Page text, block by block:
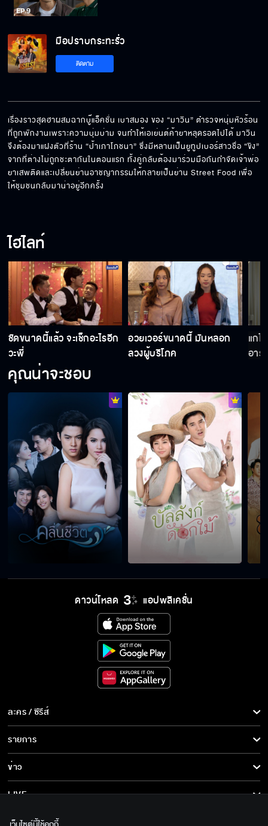
มือปราบกระทะรั่ว
ติดตาม
เรื่องราวสุดฮาผสมฉากบู๊แอ็คชั่น เบาสมอง ของ “มาวิน” ตำรวจหนุ่มหัวร้อน
ที่ถูกพักงานเพราะความบุ่มบ่าม จนทำให้เอเย่นต์ค้ายาหลุดรอดไปได้ มาวิน
จึงต้องมาแฝงตัวที่ร้าน “ป้าเภาโภชนา” ซึ่งมีหลานเป็นยูทูปเบอร์สาวชื่อ “ขิง”
จากที่ต่างไม่ถูกชะตากันในตอนแรก ทั้งคู่กลับต้องมาร่วมมือกันกำจัดเจ้าพ่อ
ยาเสพติดและเปลี่ยนย่านอาชญากรรมให้กลายเป็นย่าน Street Food เพื่อ
ให้ชุมชนกลับมาน่าอยู่อีกครั้ง
ไฮไลท์
ชัดขนาดนี้แล้ว จะเช็กอะไรอีก
วะพี่
อวยเวอร์ขนาดนี้ มันหลอก
ลวงผู้บริโภค
แก
อา
คุณน่าจะชอบ
ดาวน์โหลด แอปพลิเคชั่น
ละคร / ซีรีส์
ละคร/ซีรีส์
ซีรีส์นานาชาติ
การ์ตูน & เกม
รายการ
รายการทั้งหมด
ข่าว
ข่าวทั้งหมด
LIVE
เกี่ยวกับเรา